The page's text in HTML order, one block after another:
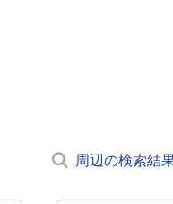
周辺の検索結